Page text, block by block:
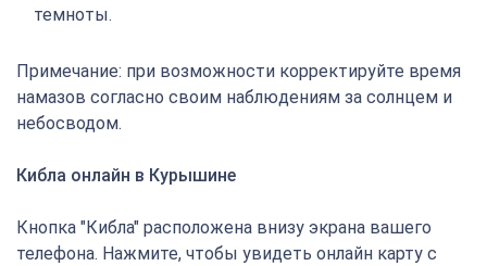
темноты.
Примечание: при возможности корректируйте время
намазов согласно своим наблюдениям за солнцем и
небосводом.
Кибла онлайн в Курышине
Кнопка "Кибла" расположена внизу экрана вашего
телефона. Нажмите, чтобы увидеть онлайн карту с